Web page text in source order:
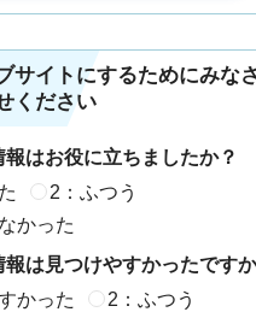
サイトにするためにみな
ください
報はお役に立ちましたか？
2：ふつう
かった
報は見つけやすかったです
かった
2：ふつう